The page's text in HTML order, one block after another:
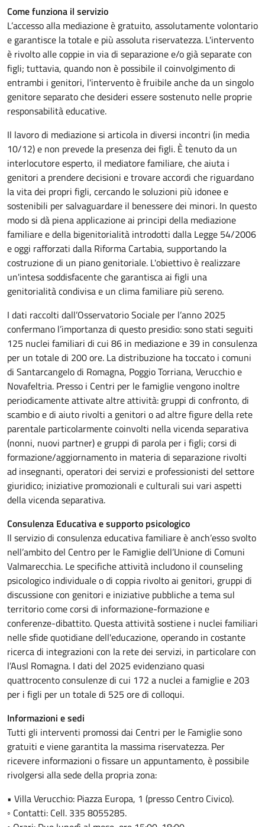
Come funziona il servizio
L’accesso alla mediazione è gratuito, assolutamente volontario
e garantisce la totale e più assoluta riservatezza. L'intervento
è rivolto alle coppie in via di separazione e/o già separate con
figli; tuttavia, quando non è possibile il coinvolgimento di
entrambi i genitori, l'intervento è fruibile anche da un singolo
genitore separato che desideri essere sostenuto nelle proprie
responsabilità educative.
Il lavoro di mediazione si articola in diversi incontri (in media
10/12) e non prevede la presenza dei figli. È tenuto da un
interlocutore esperto, il mediatore familiare, che aiuta i
genitori a prendere decisioni e trovare accordi che riguardano
la vita dei propri figli, cercando le soluzioni più idonee e
sostenibili per salvaguardare il benessere dei minori. In questo
modo si dà piena applicazione ai principi della mediazione
familiare e della bigenitorialità introdotti dalla Legge 54/2006
e oggi rafforzati dalla Riforma Cartabia, supportando la
costruzione di un piano genitoriale. L'obiettivo è realizzare
un'intesa soddisfacente che garantisca ai figli una
genitorialità condivisa e un clima familiare più sereno.
I dati raccolti dall’Osservatorio Sociale per l’anno 2025
confermano l’importanza di questo presidio: sono stati seguiti
125 nuclei familiari di cui 86 in mediazione e 39 in consulenza
per un totale di 200 ore. La distribuzione ha toccato i comuni
di Santarcangelo di Romagna, Poggio Torriana, Verucchio e
Novafeltria. Presso i Centri per le famiglie vengono inoltre
periodicamente attivate altre attività: gruppi di confronto, di
scambio e di aiuto rivolti a genitori o ad altre figure della rete
parentale particolarmente coinvolti nella vicenda separativa
(nonni, nuovi partner) e gruppi di parola per i figli; corsi di
formazione/aggiornamento in materia di separazione rivolti
ad insegnanti, operatori dei servizi e professionisti del settore
giuridico; iniziative promozionali e culturali sui vari aspetti
della vicenda separativa.
Consulenza Educativa e supporto psicologico
Il servizio di consulenza educativa familiare è anch’esso svolto
nell’ambito del Centro per le Famiglie dell’Unione di Comuni
Valmarecchia. Le specifiche attività includono il counseling
psicologico individuale o di coppia rivolto ai genitori, gruppi di
discussione con genitori e iniziative pubbliche a tema sul
territorio come corsi di informazione-formazione e
conferenze-dibattito. Questa attività sostiene i nuclei familiari
nelle sfide quotidiane dell'educazione, operando in costante
ricerca di integrazioni con la rete dei servizi, in particolare con
l’Ausl Romagna. I dati del 2025 evidenziano quasi
quattrocento consulenze di cui 172 a nuclei a famiglie e 203
per i figli per un totale di 525 ore di colloqui.
Informazioni e sedi
Tutti gli interventi promossi dai Centri per le Famiglie sono
gratuiti e viene garantita la massima riservatezza. Per
ricevere informazioni o fissare un appuntamento, è possibile
rivolgersi alla sede della propria zona:
• Villa Verucchio: Piazza Europa, 1 (presso Centro Civico).
◦ Contatti: Cell. 335 8055285.